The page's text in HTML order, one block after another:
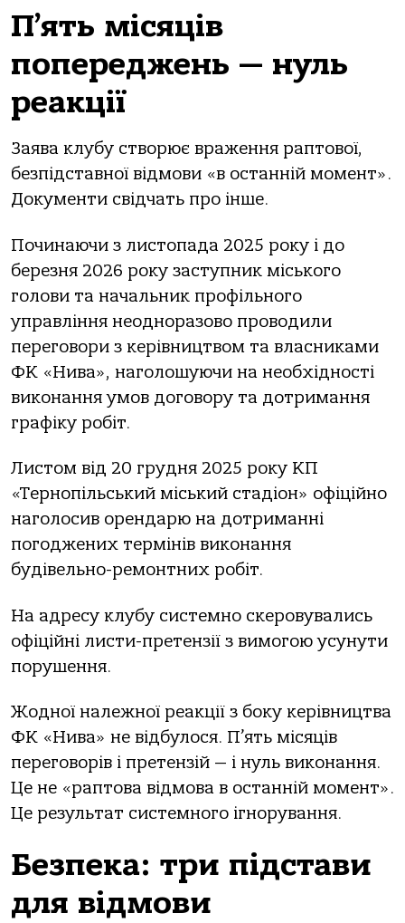
П’ять місяців
попереджень — нуль
реакції
Заява клубу створює враження раптової,
безпідставної відмови «в останній момент».
Документи свідчать про інше.
Починаючи з листопада 2025 року і до
березня 2026 року заступник міського
голови та начальник профільного
управління неодноразово проводили
переговори з керівництвом та власниками
ФК «Нива», наголошуючи на необхідності
виконання умов договору та дотримання
графіку робіт.
Листом від 20 грудня 2025 року КП
«Тернопільський міський стадіон» офіційно
наголосив орендарю на дотриманні
погоджених термінів виконання
будівельно-ремонтних робіт.
На адресу клубу системно скеровувались
офіційні листи-претензії з вимогою усунути
порушення.
Жодної належної реакції з боку керівництва
ФК «Нива» не відбулося. П’ять місяців
переговорів і претензій — і нуль виконання.
Це не «раптова відмова в останній момент».
Це результат системного ігнорування.
Безпека: три підстави
для відмови